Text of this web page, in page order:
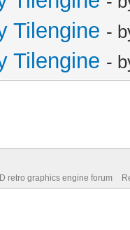
Tilengine -
Tilengine -
retro graphics engine forum